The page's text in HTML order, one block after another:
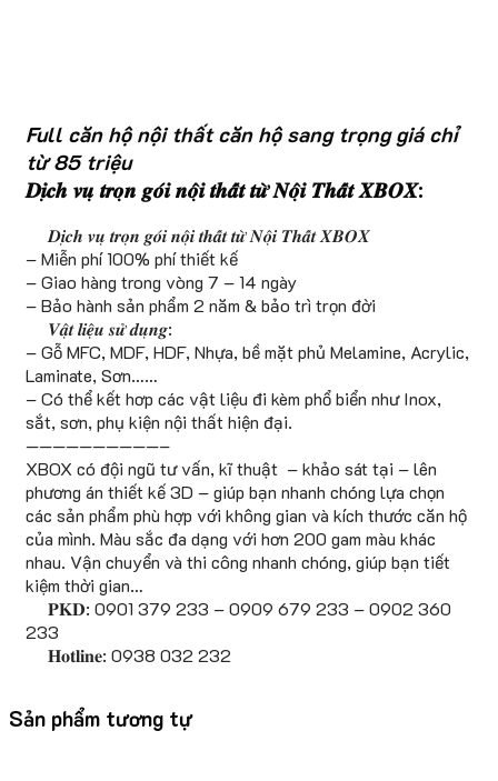
Full căn hộ nội thất căn hộ sang trọng giá chỉ
từ 85 triệu
𝑫𝒊̣𝒄𝒉 𝒗𝒖̣ 𝒕𝒓𝒐̣𝒏 𝒈𝒐́𝒊 𝒏𝒐̣̂𝒊 𝒕𝒉𝒂̂́𝒕 𝒕𝒖̛̀ 𝑵𝒐̣̂𝒊 𝑻𝒉𝒂̂́𝒕 𝑿𝑩𝑶𝑿:
𝑫𝒊̣𝒄𝒉 𝒗𝒖̣ 𝒕𝒓𝒐̣𝒏 𝒈𝒐́𝒊 𝒏𝒐̣̂𝒊 𝒕𝒉𝒂̂́𝒕 𝒕𝒖̛̀ 𝑵𝒐̣̂𝒊 𝑻𝒉𝒂̂́𝒕 𝑿𝑩𝑶𝑿
– Miễn phí 100% phí thiết kế
– Giao hàng trong vòng 7 – 14 ngày
– Bảo hành sản phẩm 2 năm & bảo trì trọn đời
𝑽𝒂̣̂𝒕 𝒍𝒊𝒆̣̂𝒖 𝒔𝒖̛̉ 𝒅𝒖̣𝒏𝒈:
– Gỗ MFC, MDF, HDF, Nhựa, bề mặt phủ Melamine, Acrylic,
Laminate, Sơn……
– Có thể kết hơp các vật liệu đi kèm phổ biển như Inox,
sắt, sơn, phụ kiện nội thất hiện đại.
——————————–
XBOX có đội ngũ tư vấn, kĩ thuật – khảo sát tại – lên
phương án thiết kế 3D – giúp bạn nhanh chóng lựa chọn
các sản phẩm phù hợp với không gian và kích thước căn hộ
của mình. Màu sắc đa dạng với hơn 200 gam màu khác
nhau. Vận chuyển và thi công nhanh chóng, giúp bạn tiết
kiệm thời gian…
𝐏𝐊𝐃: 0901 379 233 – 0909 679 233 – 0902 360
233
𝐇𝐨𝐭𝐥𝐢𝐧𝐞: 0938 032 232
Sản phẩm tương tự